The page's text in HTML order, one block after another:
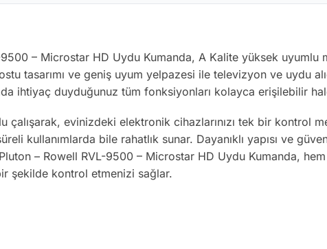
– Microstar HD Uydu Kumanda, A Kalite yüksek uyumlu
tasarımı ve geniş uyum yelpazesi ile televizyon ve uydu
ihtiyaç duyduğunuz tüm fonksiyonları kolayca erişilebilir
çalışarak, evinizdeki elektronik cihazlarınızı tek bir kontrol
kullanımlarda bile rahatlık sunar. Dayanıklı yapısı ve
– Rowell RVL-9500 – Microstar HD Uydu Kumanda, hem
şekilde kontrol etmenizi sağlar.